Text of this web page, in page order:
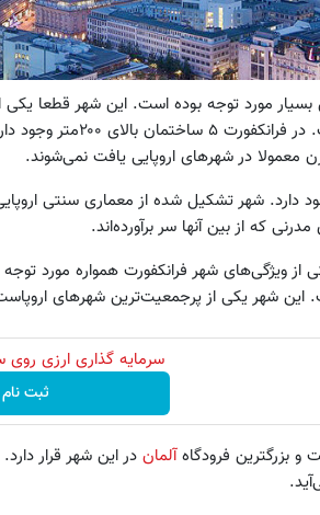
مورد توجه بوده است. این شهر قطعا یکی
لحاظ چشم‌انداز و سیمای
در شهرهای اروپایی یافت نمی‌شوند.
دارد. شهر تشکیل شده از معماری سنتی
که از بین آنها سر برآورده‌اند.
از ویژگی‌های شهر فرانکفورت همواره مورد
سرمایه گذاری ارزی روی
ثبت
و بزرگترین فرودگاهآلمان در این شهر قرار